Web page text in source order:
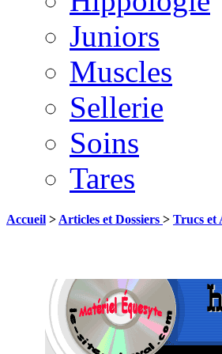
Juniors
Muscles
Sellerie
Soins
Tares
Accueil > Articles et Dossiers > Trucs et